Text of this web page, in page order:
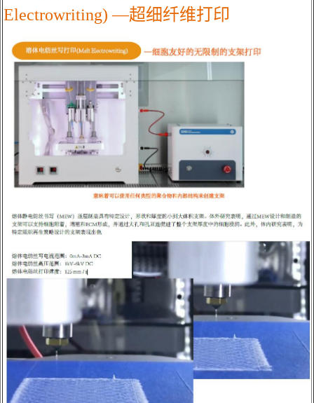
Electrowriting) —超细纤维打印